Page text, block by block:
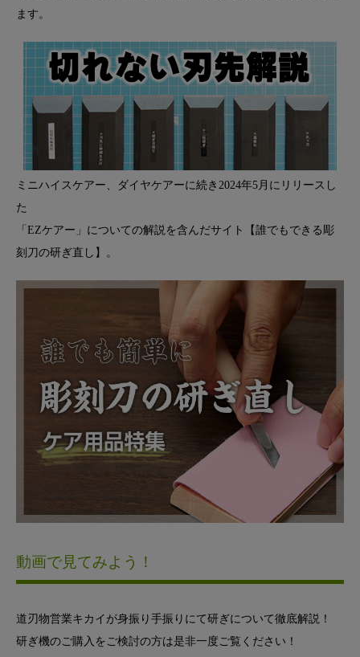
ます。
ミニハイスケアー、ダイヤケアーに続き2024年5月にリリースし
た
「EZケアー」についての解説を含んだサイト【誰でもできる彫
刻刀の研ぎ直し】。
動画で見てみよう！
道刃物営業キカイが身振り手振りにて研ぎについて徹底解説！
研ぎ機のご購入をご検討の方は是非一度ご覧ください！